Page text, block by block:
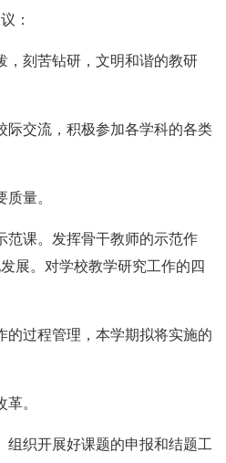
：
，刻苦钻研，文明和谐的教研
际交流，积极参加各学科的各类
量。
范课。发挥骨干教师的示范作
展。对学校教学研究工作的四
的过程管理，本学期拟将实施的
。
组织开展好课题的申报和结题工